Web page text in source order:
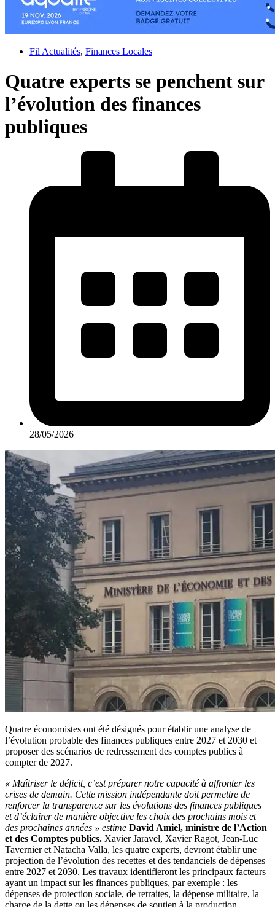
Fil Actualités, Finances Locales
Quatre experts se penchent sur
l’évolution des finances
publiques
28/05/2026
Quatre économistes ont été désignés pour établir une analyse de
l’évolution probable des finances publiques entre 2027 et 2030 et
proposer des scénarios de redressement des comptes publics à
compter de 2027.
« Maîtriser le déficit, c’est préparer notre capacité à affronter les
crises de demain. Cette mission indépendante doit permettre de
renforcer la transparence sur les évolutions des finances publiques
et d’éclairer de manière objective les choix des prochains mois et
des prochaines années » estime David Amiel, ministre de l’Action
et des Comptes publics. Xavier Jaravel, Xavier Ragot, Jean-Luc
Tavernier et Natacha Valla, les quatre experts, devront établir une
projection de l’évolution des recettes et des tendanciels de dépenses
entre 2027 et 2030. Les travaux identifieront les principaux facteurs
ayant un impact sur les finances publiques, par exemple : les
dépenses de protection sociale, de retraites, la dépense militaire, la